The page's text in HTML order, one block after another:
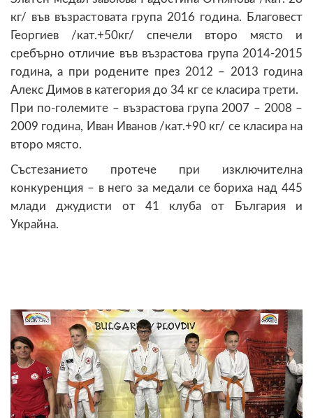
кг/ във възрастовата група 2016 година. Благовест
Георгиев /кат.+50кг/ спечели второ място и
сребърно отличие във възрастова група 2014-2015
година, а при родените през 2012 – 2013 година
Алекс Димов в категория до 34 кг се класира трети.
При по-големите – възрастова група 2007 – 2008 –
2009 година, Иван Иванов /кат.+90 кг/ се класира на
второ място.
Състезанието протече при изключителна
конкуренция – в него за медали се бориха над 445
млади джудисти от 41 клуба от България и
Украйна.